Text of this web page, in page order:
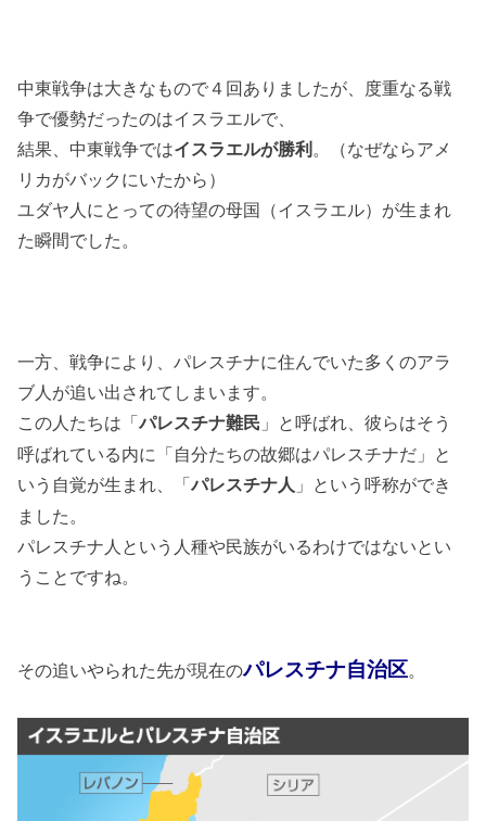
中東戦争は大きなもので４回ありましたが、度重なる戦
争で優勢だったのはイスラエルで、
結果、中東戦争ではイスラエルが勝利 。（なぜならアメ
リカがバックにいたから）
ユダヤ人にとっての待望の母国（イスラエル）が生まれ
た瞬間でした。
一方、戦争により、パレスチナに住んでいた多くのアラ
ブ人が追い出されてしまいます。
この人たちは「パレスチナ難民 」と呼ばれ、彼らはそう
呼ばれている内に「自分たちの故郷はパレスチナだ」と
いう自覚が生まれ、「パレスチナ人 」という呼称ができ
ました。
パレスチナ人という人種や民族がいるわけではないとい
うことですね。
その追いやられた先が現在のパレスチナ自治区。